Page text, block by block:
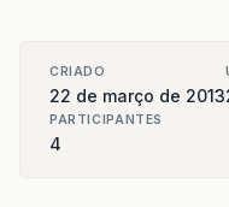
CRIADO
22 de março de 2013
PARTICIPANTES
4